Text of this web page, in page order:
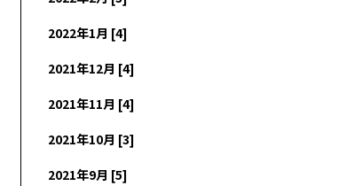
2022年1月 [4]
2021年12月 [4]
2021年11月 [4]
2021年10月 [3]
2021年9月 [5]